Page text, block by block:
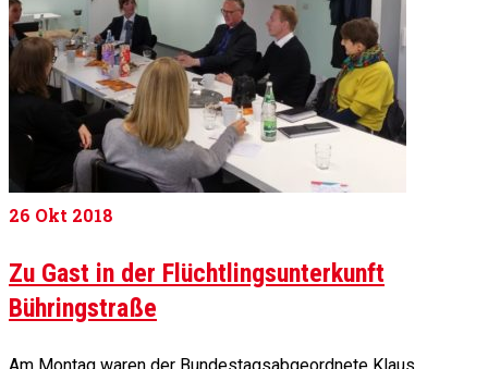
26 Okt 2018
Zu Gast in der Flüchtlingsunterkunft
Bühringstraße